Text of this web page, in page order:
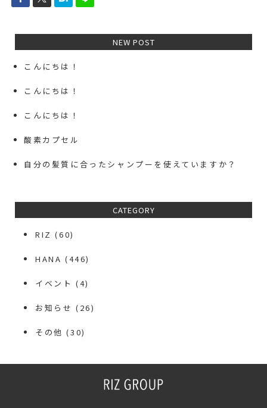
NEW POST
こんにちは！
こんにちは！
こんにちは！
酸素カプセル
自分の髪質に合ったシャンプーを使えていますか？
CATEGORY
RIZ (60)
HANA (446)
イベント (4)
お知らせ (26)
その他 (30)